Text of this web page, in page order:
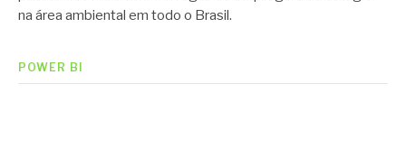
na área ambiental em todo o Brasil.
POWER BI